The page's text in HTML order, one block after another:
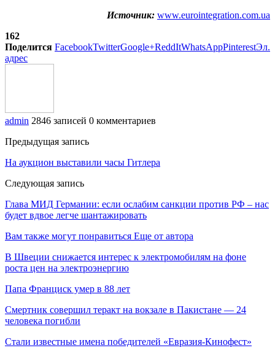
Источник: www.eurointegration.com.ua
162
Поделится FacebookTwitterGoogle+ReddItWhatsAppPinterestЭл.
адрес
admin 2846 записей 0 комментариев
Предыдущая запись
На аукцион выставили часы Гитлера
Следующая запись
Глава МИД Германии: если ослабим санкции против РФ – нас
будет вдвое легче шантажировать
Вам также могут понравиться Еще от автора
В Швеции снижается интерес к электромобилям на фоне
роста цен на электроэнергию
Папа Франциск умер в 88 лет
Смертник совершил теракт на вокзале в Пакистане — 24
человека погибли
Стали известные имена победителей «Евразия-Кинофест»